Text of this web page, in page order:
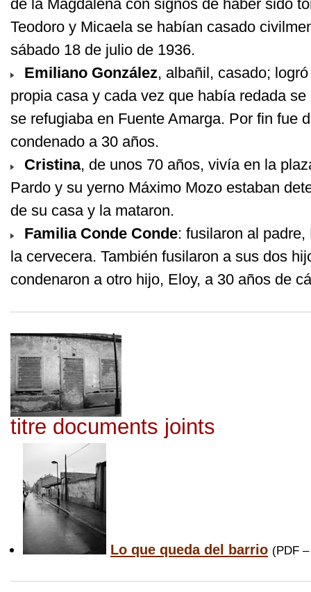
de la Magdalena con signos de haber sido
Teodoro y Micaela se habían casado
sábado 18 de julio de 1936.
Emiliano González, albañil, casado;
propia casa y cada vez que había redada
se refugiaba en Fuente Amarga. Por fin fue
condenado a 30 años.
Cristina, de unos 70 años, vivía en la
Pardo y su yerno Máximo Mozo estaban
de su casa y la mataron.
Familia Conde Conde: fusilaron al
la cervecera. También fusilaron a sus dos
condenaron a otro hijo, Eloy, a 30 años de
titre documents joints
Lo que queda del barrio (PDF